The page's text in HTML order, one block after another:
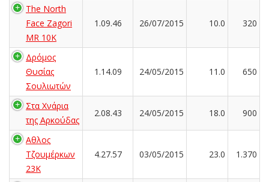
The North
Face Zagori
MR 10K
1.09.46 26/07/2015 10.0 320
Δρόμος
Θυσίας
Σουλιωτών
1.14.09 24/05/2015 11.0 650
Στα Χνάρια
της Αρκούδας
2.08.43 24/05/2015 18.0 900
Αθλος
Τζουμέρκων
23Κ
4.27.57 03/05/2015 23.0 1.370